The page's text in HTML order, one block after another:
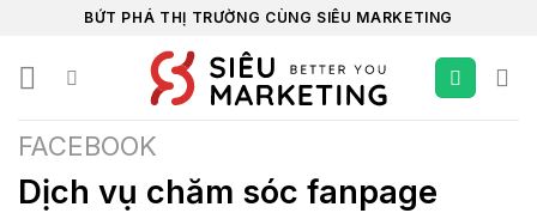
BỨT PHÁ THỊ TRƯỜNG CÙNG SIÊU MARKETING
FACEBOOK
Dịch vụ chăm sóc fanpage